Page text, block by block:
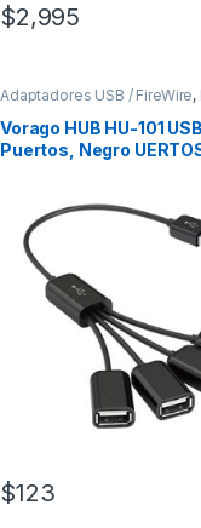
$2,995
Adaptadores USB / FireWire,
de Entrada / Salida
Vorago HUB HU-101
Puertos, Negro
$123